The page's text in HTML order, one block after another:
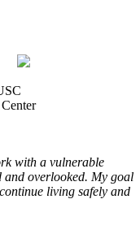
with a vulnerable
and overlooked. My goal
living safely and